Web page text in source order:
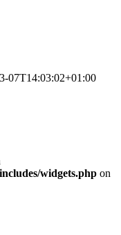
07T14:03:02+01:00
widgets.php on